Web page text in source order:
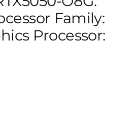
Family:
Processor: